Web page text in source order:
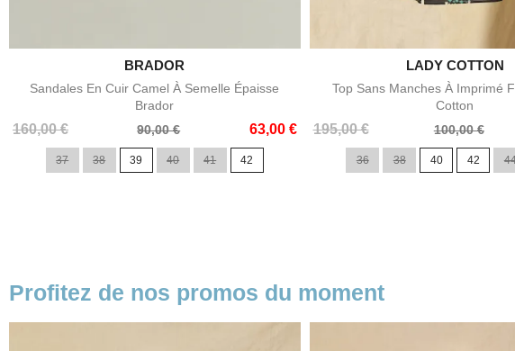
Aperçu rapide
BRADOR
Sandales En Cuir Camel À Semelle Épaisse
Brador
160,00 €
Prix
90,00 € 63,00 €
Prix
37 38 39 40 41 42
Aperçu rapide
LADY COTTON
Top Sans Manches À Imprimé
Cotton
195,00 €
Prix
100,00 €
Prix
36 38 40 42
Profitez de nos promos du moment